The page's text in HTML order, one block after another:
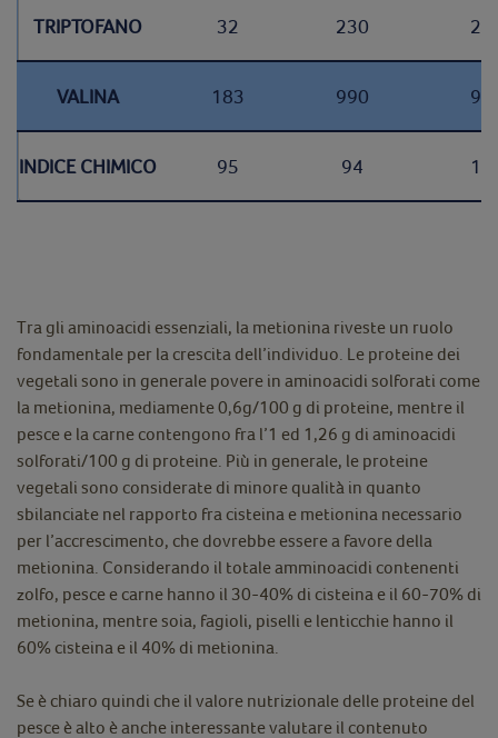
TRIPTOFANO 32 230
VALINA 183 990
INDICE CHIMICO 95 94
Tra gli aminoacidi essenziali, la metionina riveste un ruolo
fondamentale per la crescita dell’individuo. Le proteine dei
vegetali sono in generale povere in aminoacidi solforati come
la metionina, mediamente 0,6g/100 g di proteine, mentre il
pesce e la carne contengono fra l’1 ed 1,26 g di aminoacidi
solforati/100 g di proteine. Più in generale, le proteine
vegetali sono considerate di minore qualità in quanto
sbilanciate nel rapporto fra cisteina e metionina necessario
per l’accrescimento, che dovrebbe essere a favore della
metionina. Considerando il totale amminoacidi contenenti
zolfo, pesce e carne hanno il 30-40% di cisteina e il 60-70% di
metionina, mentre soia, fagioli, piselli e lenticchie hanno il
60% cisteina e il 40% di metionina.
Se è chiaro quindi che il valore nutrizionale delle proteine del
pesce è alto è anche interessante valutare il contenuto